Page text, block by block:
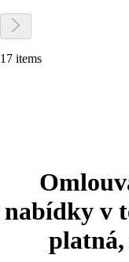
17 items
nabídky v